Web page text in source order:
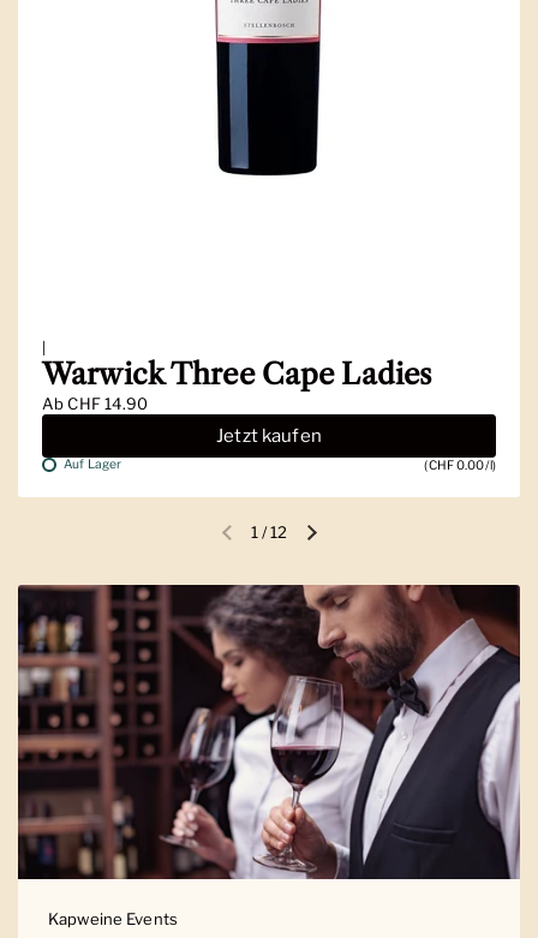
|
Warwick Three Cape Ladies
AbCHF 14.90
Jetzt kaufen
Auf Lager (CHF 0.00/l)
Vorherige FolieNächste Folie
1 /12
Kapweine Events